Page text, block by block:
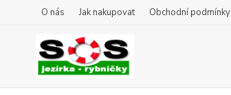
O nás Jak nakupovat Obchodní podmínky